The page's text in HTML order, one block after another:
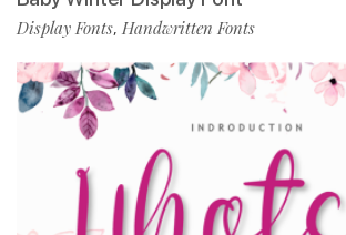
Display Fonts, Handwritten Fonts